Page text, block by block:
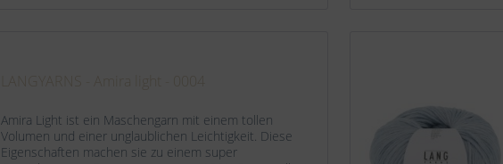
Amira Light ist ein Maschengarn mit einem tollen
Volumen und einer unglaublichen Leichtigkeit. Diese
Eigenschaften machen sie zu einem super